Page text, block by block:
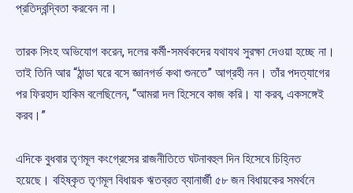
প্রতিদ্বন্দ্বিতা করবেন না।
তারক সিংহ অভিযোগ করেন, দলের কর্মী-সমর্থকদের যথাযথ সুরক্ষা দেওয়া হচ্ছে না।
তাই তিনি আর “ঠান্ডা ঘরে বসে জ্ঞানগর্ভ কথা শুনতে” আগ্রহী নন। তাঁর পদত্যাগের
পর ফিরহাদ হাকিম বলেছিলেন, “আমরা দল হিসেবে কাজ করি। যা করব, একসঙ্গেই
করব।”
এদিকে বুধবার তৃণমূল কংগ্রেসের রাজনীতিতে ঘটনাবহুল দিন হিসেবে চিহ্নিত
হয়েছে। বহিষ্কৃত তৃণমূল বিধায়ক ঋতব্রত ব্যানার্জী ৫৮ জন বিধায়কের সমর্থনে